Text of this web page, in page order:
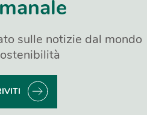
sulle notizie dal mondo